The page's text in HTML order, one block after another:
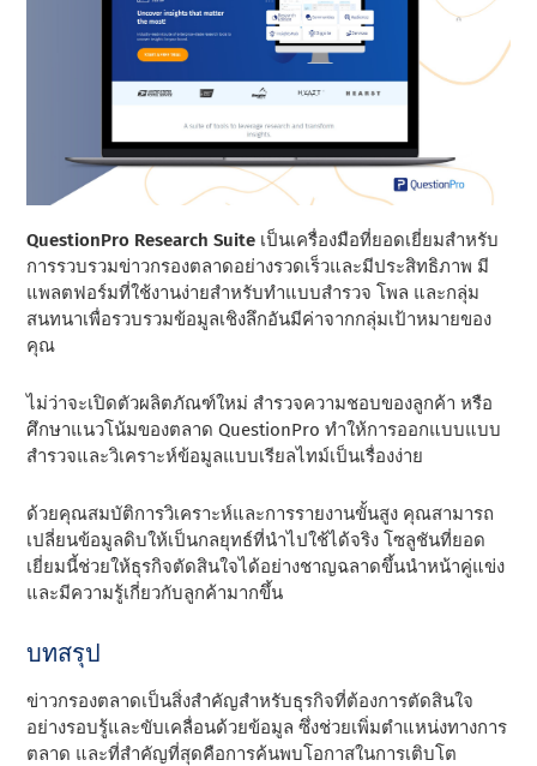
QuestionPro Research Suite เป็นเครื่องมือที่ยอดเยี่ยมสําหรับ
การรวบรวมข่าวกรองตลาดอย่างรวดเร็วและมีประสิทธิภาพ มี
แพลตฟอร์มที่ใช้งานง่ายสําหรับทําแบบสํารวจ โพล และกลุ่ม
สนทนาเพื่อรวบรวมข้อมูลเชิงลึกอันมีค่าจากกลุ่มเป้าหมายของ
คุณ
ไม่ว่าจะเปิดตัวผลิตภัณฑ์ใหม่ สํารวจความชอบของลูกค้า หรือ
ศึกษาแนวโน้มของตลาด QuestionPro ทําให้การออกแบบแบบ
สํารวจและวิเคราะห์ข้อมูลแบบเรียลไทม์เป็นเรื่องง่าย
ด้วยคุณสมบัติการวิเคราะห์และการรายงานขั้นสูง คุณสามารถ
เปลี่ยนข้อมูลดิบให้เป็นกลยุทธ์ที่นําไปใช้ได้จริง โซลูชันที่ยอด
เยี่ยมนี้ช่วยให้ธุรกิจตัดสินใจได้อย่างชาญฉลาดขึ้นนําหน้าคู่แข่ง
และมีความรู้เกี่ยวกับลูกค้ามากขึ้น
บทสรุป
ข่าวกรองตลาดเป็นสิ่งสําคัญสําหรับธุรกิจที่ต้องการตัดสินใจ
อย่างรอบรู้และขับเคลื่อนด้วยข้อมูล ซึ่งช่วยเพิ่มตําแหน่งทางการ
ตลาด และที่สําคัญที่สุดคือการค้นพบโอกาสในการเติบโต